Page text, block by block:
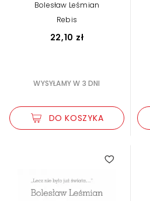
Bolesław Leśmian
Rebis
22,10 zł
WYSYŁAMY W 3 DNI
DO KOSZYKA